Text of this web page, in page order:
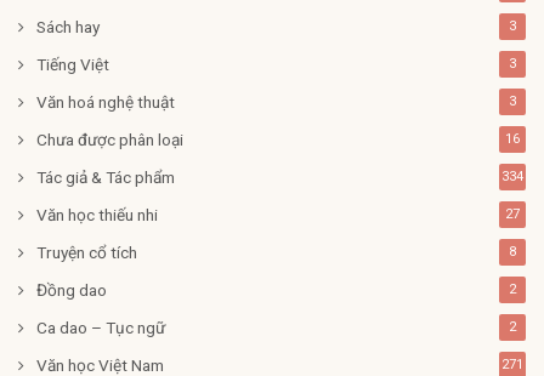
Sách hay 3
Tiếng Việt 3
Văn hoá nghệ thuật 3
Chưa được phân loại 16
Tác giả & Tác phẩm 334
Văn học thiếu nhi 27
Truyện cổ tích 8
Đồng dao 2
Ca dao – Tục ngữ 2
Văn học Việt Nam 271